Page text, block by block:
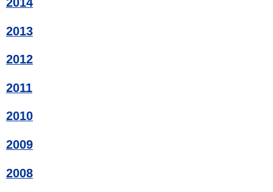
2013
2012
2011
2010
2009
2008